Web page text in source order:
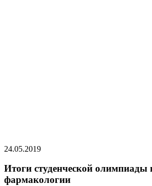
24.05.2019
Итоги студенческой олимпиады
фармакологии